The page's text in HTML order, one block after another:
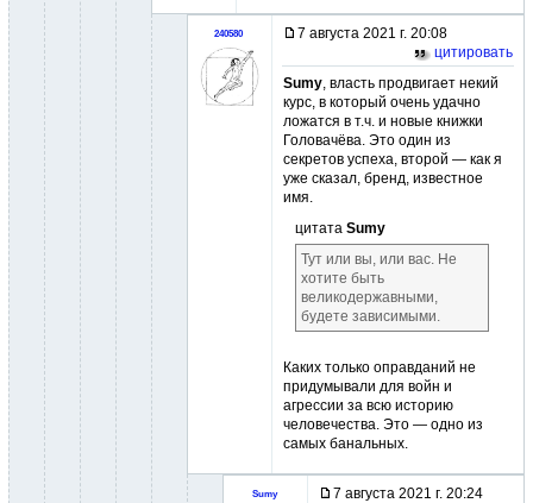
240580
7 августа 2021 г. 20:08
цитировать
Sumy, власть продвигает некий
курс, в который очень удачно
ложатся в т.ч. и новые книжки
Головачёва. Это один из
секретов успеха, второй — как я
уже сказал, бренд, известное
имя.
цитата Sumy
Тут или вы, или вас. Не
хотите быть
великодержавными,
будете зависимыми.
Каких только оправданий не
придумывали для войн и
агрессии за всю историю
человечества. Это — одно из
самых банальных.
Sumy
7 августа 2021 г. 20:24